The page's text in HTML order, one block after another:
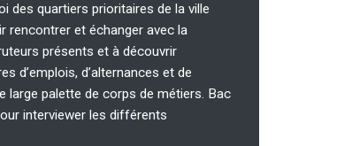
des quartiers prioritaires de la ville
rencontrer et échanger avec la
présents et à découvrir
d’emplois, d’alternances et de
large palette de corps de métiers. Bac
interviewer les différents